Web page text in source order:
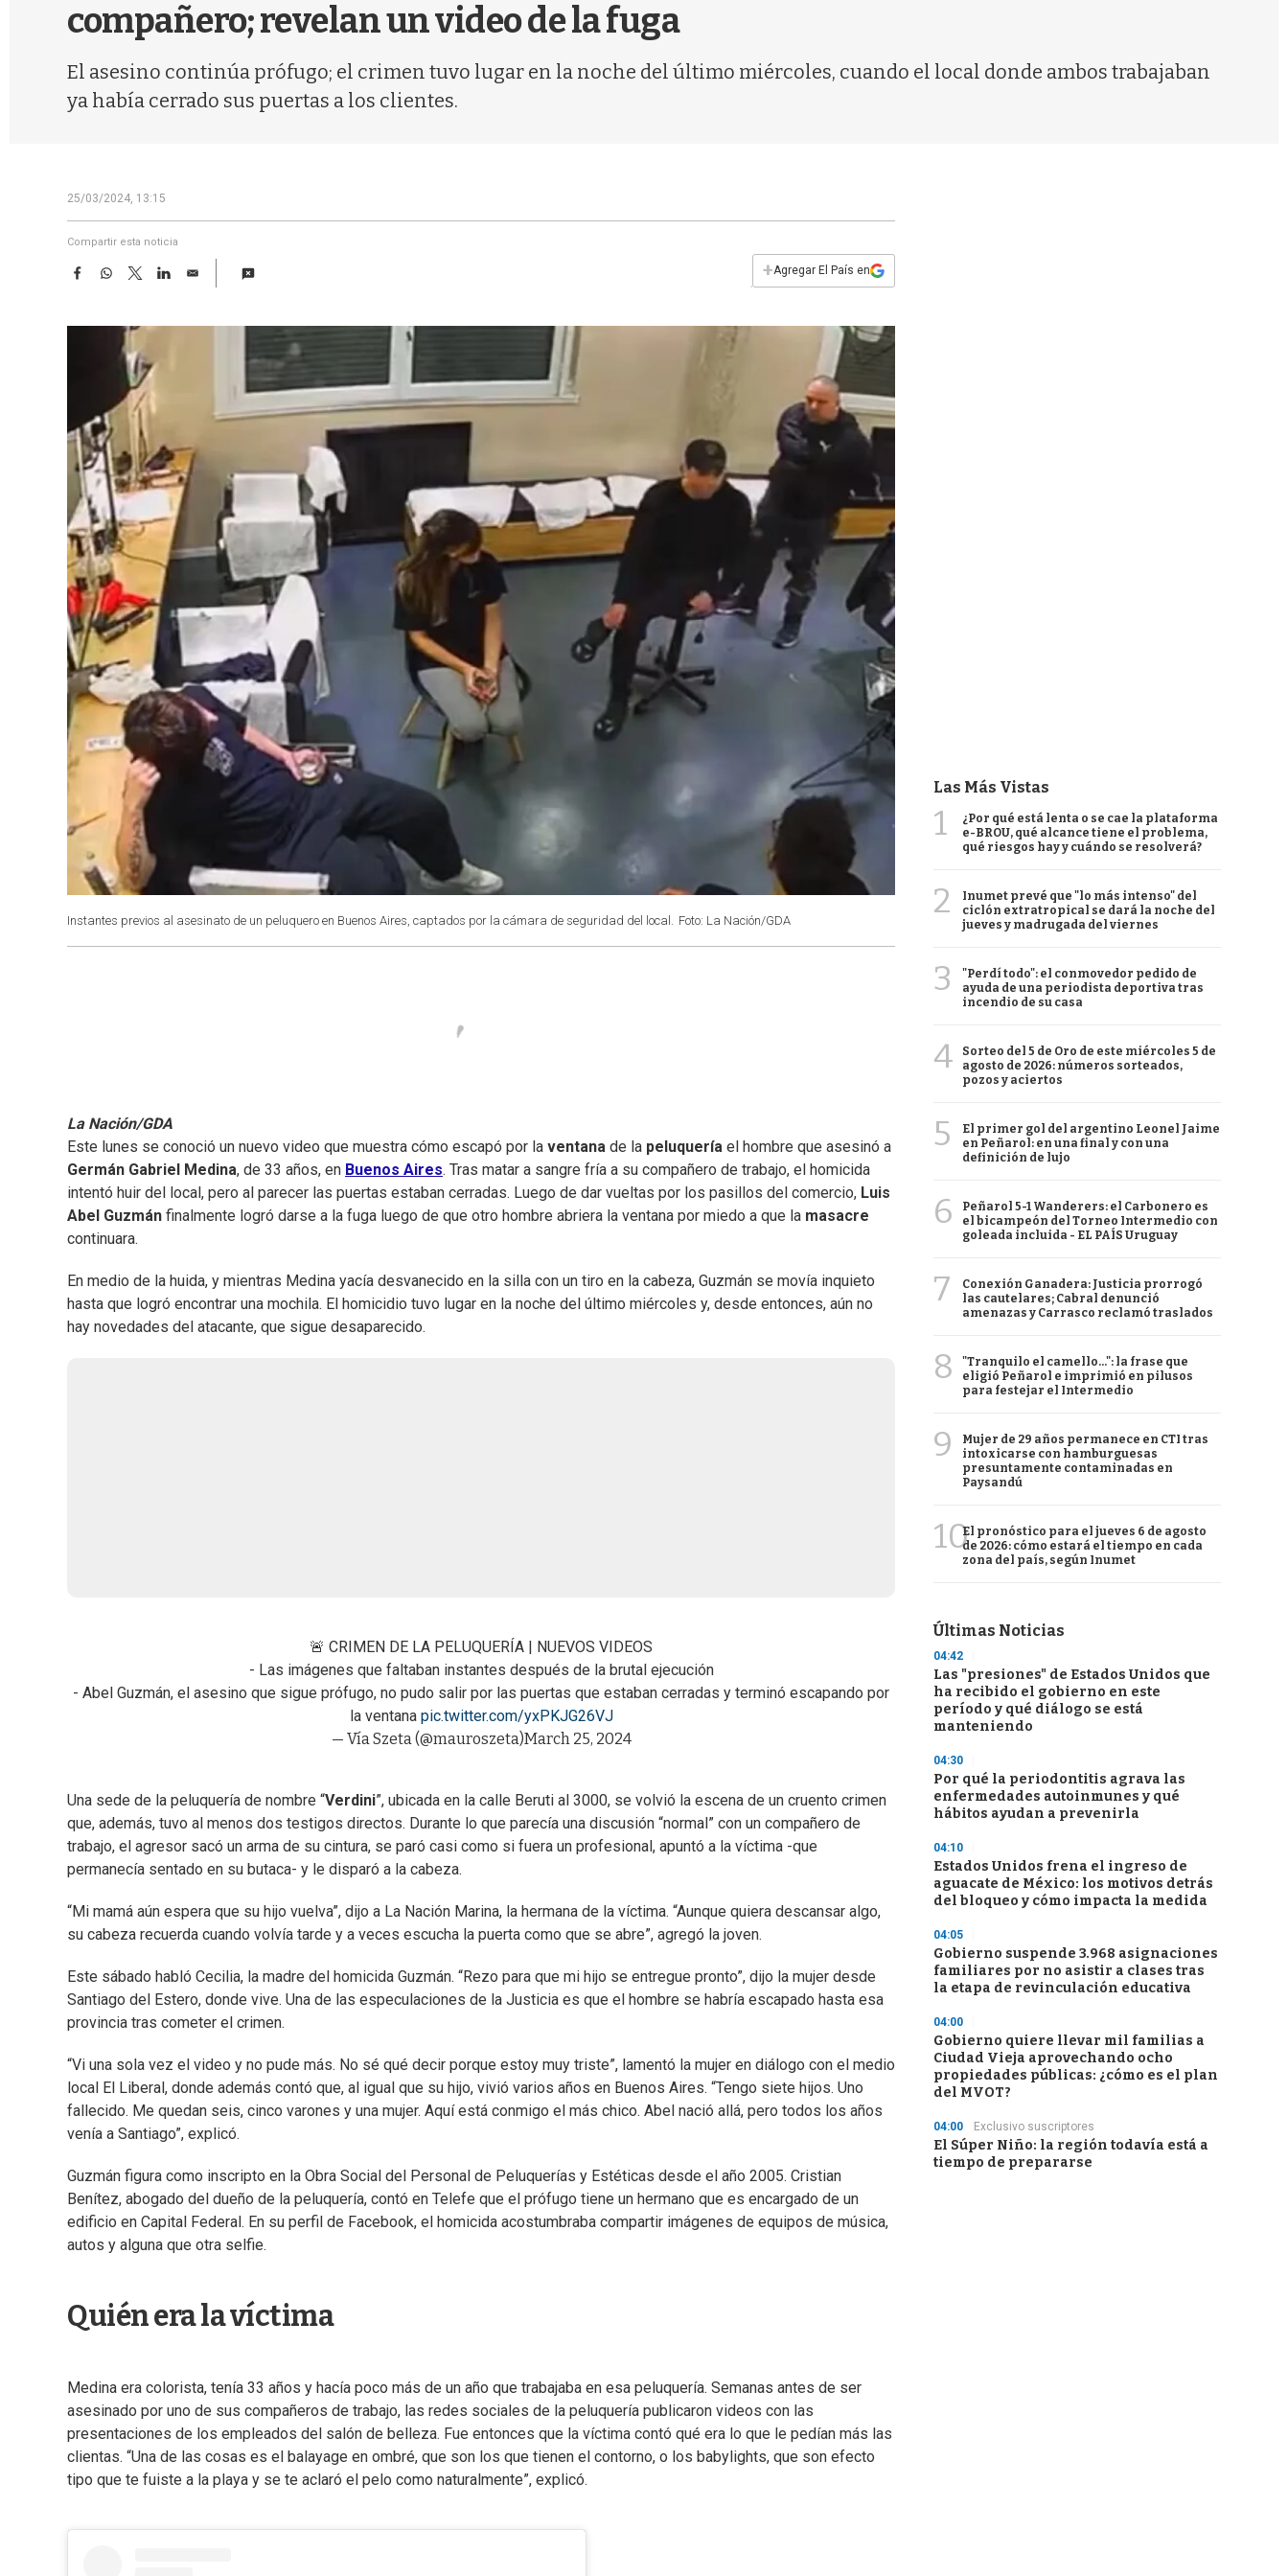
compañero; revelan un video de la fuga
El asesino continúa prófugo; el crimen tuvo lugar en la noche del último miércoles, cuando el local donde ambos trabajaban
ya había cerrado sus puertas a los clientes.
25/03/2024, 13:15
Compartir esta noticia
F
e
W
t
p
T
w
t
e
r
L
k
E
i
+Agregar El País en
Instantes previos al asesinato de un peluquero en Buenos Aires, captados por la cámara de seguridad del local. Foto: La Nación/GDA
La Nación/GDA
Este lunes se conoció un nuevo video que muestra cómo escapó por la ventana de la peluquería el hombre que asesinó a
Germán Gabriel Medina, de 33 años, en Buenos Aires. Tras matar a sangre fría a su compañero de trabajo, el homicida
intentó huir del local, pero al parecer las puertas estaban cerradas. Luego de dar vueltas por los pasillos del comercio, Luis
Abel Guzmán finalmente logró darse a la fuga luego de que otro hombre abriera la ventana por miedo a que la masacre
continuara.
En medio de la huida, y mientras Medina yacía desvanecido en la silla con un tiro en la cabeza, Guzmán se movía inquieto
hasta que logró encontrar una mochila. El homicidio tuvo lugar en la noche del último miércoles y, desde entonces, aún no
hay novedades del atacante, que sigue desaparecido.
🚨 CRIMEN DE LA PELUQUERÍA | NUEVOS VIDEOS
- Las imágenes que faltaban instantes después de la brutal ejecución
- Abel Guzmán, el asesino que sigue prófugo, no pudo salir por las puertas que estaban cerradas y terminó escapando por
la ventana pic.twitter.com/yxPKJG26VJ
— Vía Szeta (@mauroszeta)March 25, 2024
Una sede de la peluquería de nombre “Verdini”, ubicada en la calle Beruti al 3000, se volvió la escena de un cruento crimen
que, además, tuvo al menos dos testigos directos. Durante lo que parecía una discusión “normal” con un compañero de
trabajo, el agresor sacó un arma de su cintura, se paró casi como si fuera un profesional, apuntó a la víctima -que
permanecía sentado en su butaca- y le disparó a la cabeza.
“Mi mamá aún espera que su hijo vuelva”, dijo a La Nación Marina, la hermana de la víctima. “Aunque quiera descansar algo,
su cabeza recuerda cuando volvía tarde y a veces escucha la puerta como que se abre”, agregó la joven.
Este sábado habló Cecilia, la madre del homicida Guzmán. “Rezo para que mi hijo se entregue pronto”, dijo la mujer desde
Santiago del Estero, donde vive. Una de las especulaciones de la Justicia es que el hombre se habría escapado hasta esa
provincia tras cometer el crimen.
“Vi una sola vez el video y no pude más. No sé qué decir porque estoy muy triste”, lamentó la mujer en diálogo con el medio
local El Liberal, donde además contó que, al igual que su hijo, vivió varios años en Buenos Aires. “Tengo siete hijos. Uno
fallecido. Me quedan seis, cinco varones y una mujer. Aquí está conmigo el más chico. Abel nació allá, pero todos los años
venía a Santiago”, explicó.
Guzmán figura como inscripto en la Obra Social del Personal de Peluquerías y Estéticas desde el año 2005. Cristian
Benítez, abogado del dueño de la peluquería, contó en Telefe que el prófugo tiene un hermano que es encargado de un
edificio en Capital Federal. En su perfil de Facebook, el homicida acostumbraba compartir imágenes de equipos de música,
autos y alguna que otra selfie.
Quién era la víctima
Medina era colorista, tenía 33 años y hacía poco más de un año que trabajaba en esa peluquería. Semanas antes de ser
asesinado por uno de sus compañeros de trabajo, las redes sociales de la peluquería publicaron videos con las
presentaciones de los empleados del salón de belleza. Fue entonces que la víctima contó qué era lo que le pedían más las
clientas. “Una de las cosas es el balayage en ombré, que son los que tienen el contorno, o los babylights, que son efecto
tipo que te fuiste a la playa y se te aclaró el pelo como naturalmente”, explicó.
Las Más Vistas
1
¿Por qué está lenta o se cae la plataforma
e-BROU, qué alcance tiene el problema,
qué riesgos hay y cuándo se resolverá?
2
Inumet prevé que "lo más intenso" del
ciclón extratropical se dará la noche del
jueves y madrugada del viernes
3
"Perdí todo": el conmovedor pedido de
ayuda de una periodista deportiva tras
incendio de su casa
4
Sorteo del 5 de Oro de este miércoles 5 de
agosto de 2026: números sorteados,
pozos y aciertos
5
El primer gol del argentino Leonel Jaime
en Peñarol: en una final y con una
definición de lujo
6
Peñarol 5-1 Wanderers: el Carbonero es
el bicampeón del Torneo Intermedio con
goleada incluida - EL PAÍS Uruguay
7
Conexión Ganadera: Justicia prorrogó
las cautelares; Cabral denunció
amenazas y Carrasco reclamó traslados
8
"Tranquilo el camello...": la frase que
eligió Peñarol e imprimió en pilusos
para festejar el Intermedio
9
Mujer de 29 años permanece en CTI tras
intoxicarse con hamburguesas
presuntamente contaminadas en
Paysandú
10El pronóstico para el jueves 6 de agosto
de 2026: cómo estará el tiempo en cada
zona del país, según Inumet
Últimas Noticias
04:42
Las "presiones" de Estados Unidos que
ha recibido el gobierno en este
período y qué diálogo se está
manteniendo
04:30
Por qué la periodontitis agrava las
enfermedades autoinmunes y qué
hábitos ayudan a prevenirla
04:10
Estados Unidos frena el ingreso de
aguacate de México: los motivos detrás
del bloqueo y cómo impacta la medida
04:05
Gobierno suspende 3.968 asignaciones
familiares por no asistir a clases tras
la etapa de revinculación educativa
04:00
Gobierno quiere llevar mil familias a
Ciudad Vieja aprovechando ocho
propiedades públicas: ¿cómo es el plan
del MVOT?
04:00 Exclusivo suscriptores
El Súper Niño: la región todavía está a
tiempo de prepararse